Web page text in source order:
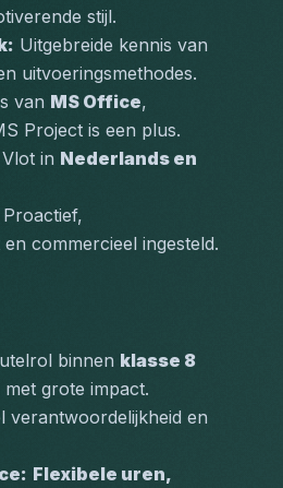
stijl.
Uitgebreide kennis van
uitvoeringsmethodes.
van MS Office,
Project is een plus.
Vlot in Nederlands en
Proactief,
commercieel ingesteld.
binnen klasse 8
met grote impact.
verantwoordelijkheid en
Flexibele uren,